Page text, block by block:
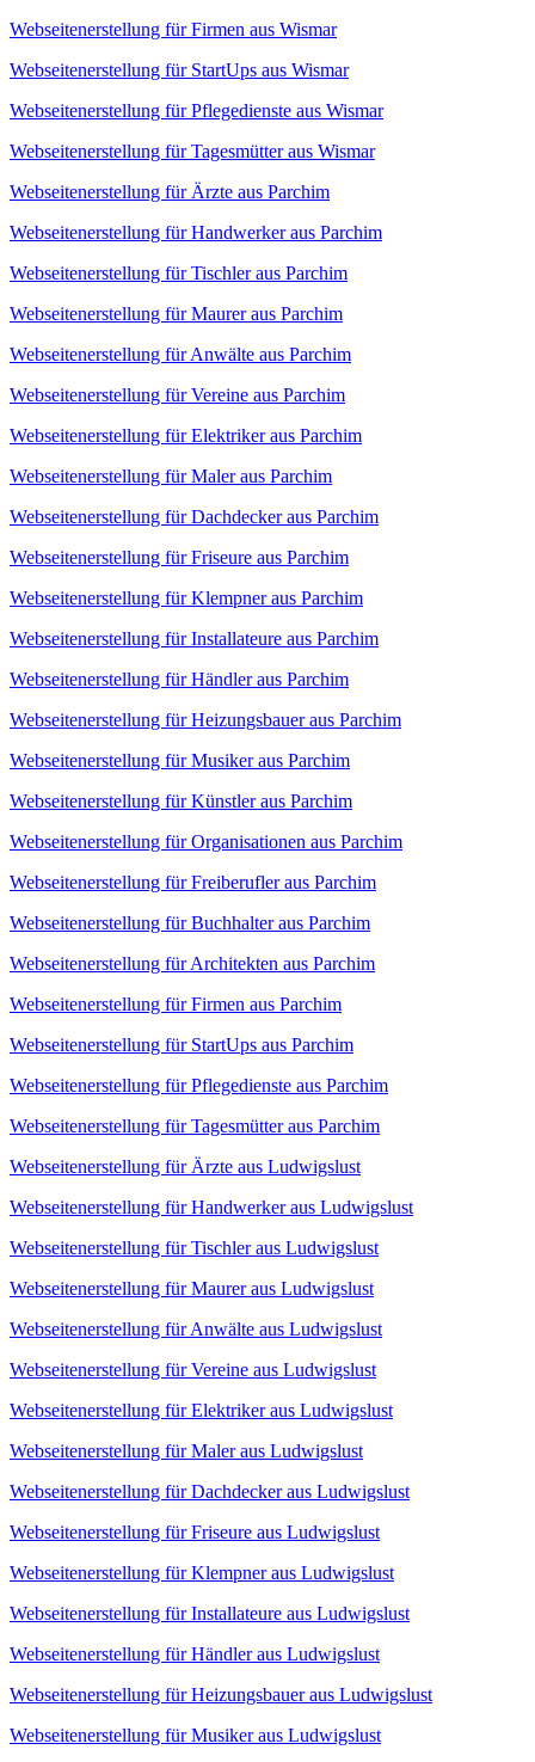
Webseitenerstellung für Firmen aus Wismar
Webseitenerstellung für StartUps aus Wismar
Webseitenerstellung für Pflegedienste aus Wismar
Webseitenerstellung für Tagesmütter aus Wismar
Webseitenerstellung für Ärzte aus Parchim
Webseitenerstellung für Handwerker aus Parchim
Webseitenerstellung für Tischler aus Parchim
Webseitenerstellung für Maurer aus Parchim
Webseitenerstellung für Anwälte aus Parchim
Webseitenerstellung für Vereine aus Parchim
Webseitenerstellung für Elektriker aus Parchim
Webseitenerstellung für Maler aus Parchim
Webseitenerstellung für Dachdecker aus Parchim
Webseitenerstellung für Friseure aus Parchim
Webseitenerstellung für Klempner aus Parchim
Webseitenerstellung für Installateure aus Parchim
Webseitenerstellung für Händler aus Parchim
Webseitenerstellung für Heizungsbauer aus Parchim
Webseitenerstellung für Musiker aus Parchim
Webseitenerstellung für Künstler aus Parchim
Webseitenerstellung für Organisationen aus Parchim
Webseitenerstellung für Freiberufler aus Parchim
Webseitenerstellung für Buchhalter aus Parchim
Webseitenerstellung für Architekten aus Parchim
Webseitenerstellung für Firmen aus Parchim
Webseitenerstellung für StartUps aus Parchim
Webseitenerstellung für Pflegedienste aus Parchim
Webseitenerstellung für Tagesmütter aus Parchim
Webseitenerstellung für Ärzte aus Ludwigslust
Webseitenerstellung für Handwerker aus Ludwigslust
Webseitenerstellung für Tischler aus Ludwigslust
Webseitenerstellung für Maurer aus Ludwigslust
Webseitenerstellung für Anwälte aus Ludwigslust
Webseitenerstellung für Vereine aus Ludwigslust
Webseitenerstellung für Elektriker aus Ludwigslust
Webseitenerstellung für Maler aus Ludwigslust
Webseitenerstellung für Dachdecker aus Ludwigslust
Webseitenerstellung für Friseure aus Ludwigslust
Webseitenerstellung für Klempner aus Ludwigslust
Webseitenerstellung für Installateure aus Ludwigslust
Webseitenerstellung für Händler aus Ludwigslust
Webseitenerstellung für Heizungsbauer aus Ludwigslust
Webseitenerstellung für Musiker aus Ludwigslust